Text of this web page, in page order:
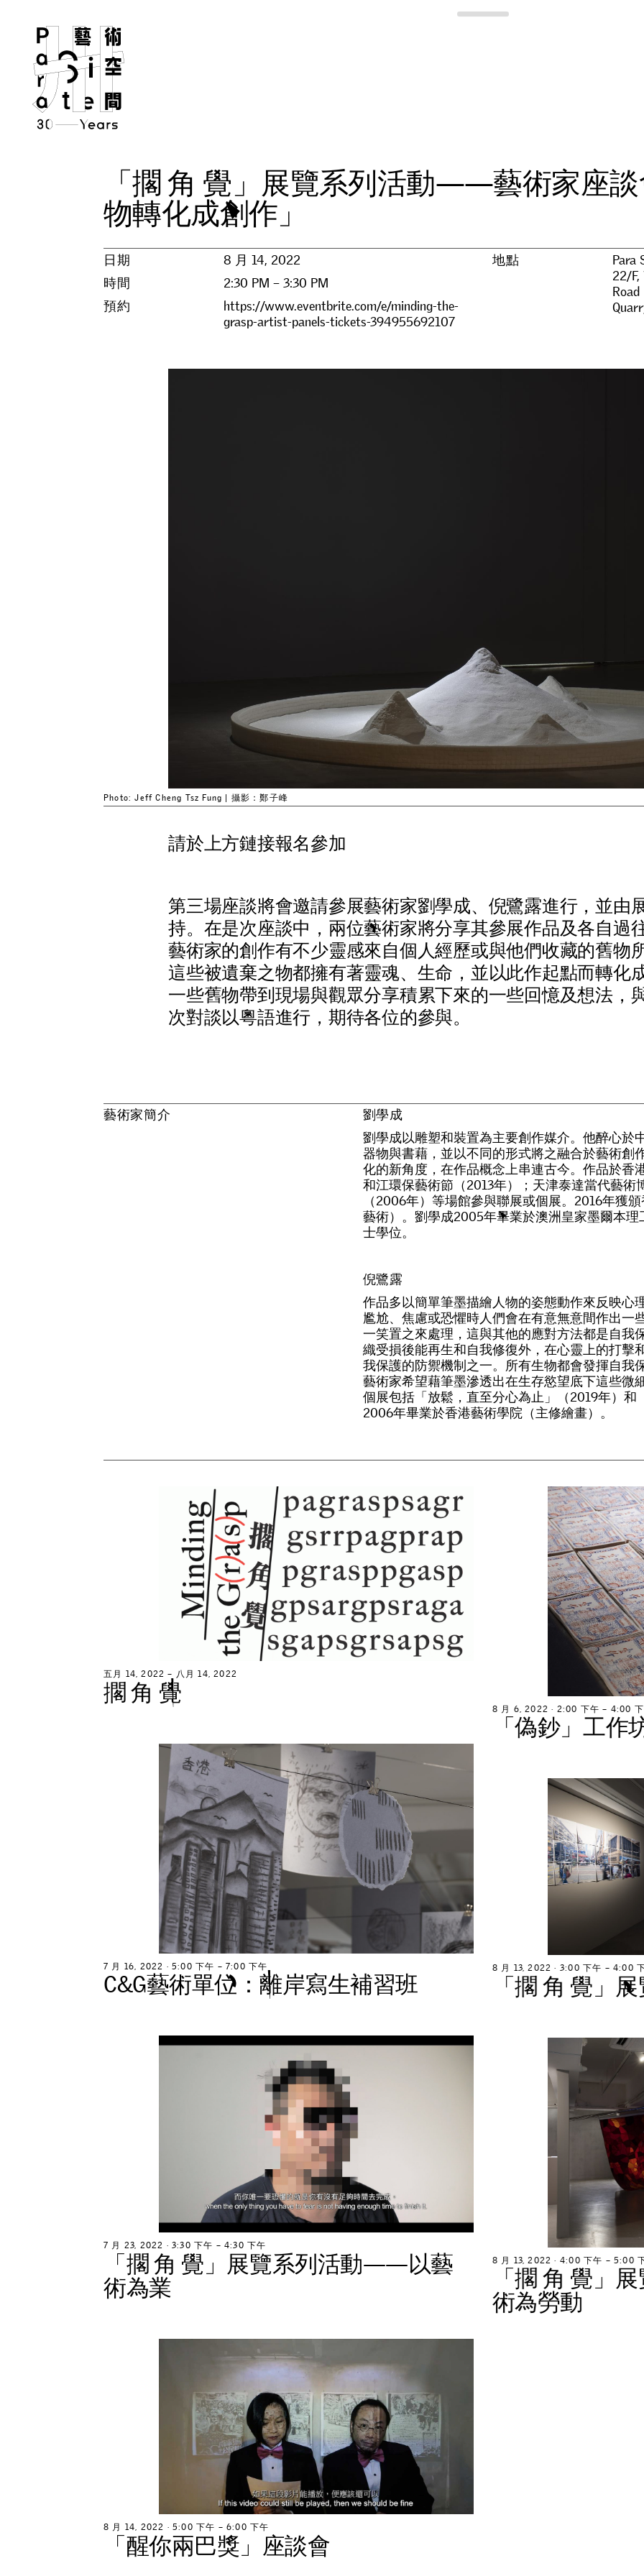
「擱角 覺 」 展覽系列活動——藝術家座談
物轉化成創作 」
日期
8 月 14, 2022
時間
2:30 PM – 3:30 PM
預約
https://www.eventbrite.com/e/minding-the-
grasp-artist-panels-tickets-394955692107
地點
Para
22/F,
Road
Photo: Jeff Cheng Tsz Fung | 攝影：鄭子峰
請於上方鏈接報名參加
第三場座談將會邀請參展藝術家劉學成、 倪鷺露進行， 並由
持。 在是次座談中 ， 兩位藝術家將分享其參展作品及各自過
藝術家的創作有不少靈感來自個人經歷或與他們收藏的舊物
這些被遺棄之物都擁有著靈魂、 生命 ， 並以此作起點而轉化
一些舊物帶到現場與觀眾分享積累下來的一些回憶及想法，
次對談以粵語進行 ， 期待各位的參與。
藝術家簡介
劉學成
劉學成以雕塑和裝置為主要創作媒介。 他醉心於
器物與書藉， 並以不同的形式將之融合於藝術創
化的新角 度 ， 在作品概念上串連古今。 作品於香
和江環保藝術節 （2013年） ； 天津泰達當代藝術
（2006年） 等場館參與聯展或個展。 2016年獲頒
藝術） 。 劉學成2005年畢業於澳洲皇家墨爾本理
士學位。
倪鷺露
作品多以簡單筆墨描繪人物的姿態動作來反映心
尷尬、 焦慮或恐懼時人們會在有意無意間作出一
一笑置之來處理 ， 這與其他的應對方法都是自我
織受損後能再生和自我修復外， 在心靈上的打擊
我保護的防禦機制之一。 所有生物都會發揮自我
藝術家希望藉筆墨滲透出在生存慾望底下這些微
個展包括「放鬆 ， 直至分心為止 」 （2019年） 和
2006年畢業於香港藝術學院（主修繪畫） 。
五 月 14, 2022 – 八 月 14, 2022
擱角 覺
8 月 6, 2022 ∙ 2:00 下午 – 4:00 下
「偽鈔」 工作
7 月 16, 2022 ∙ 5:00 下午 – 7:00 下午
C&G藝術單位 ：離岸寫生補習班
8 月 13, 2022 ∙ 3:00 下午 – 4:00
「擱 角 覺 」 展
7 月 23, 2022 ∙ 3:30 下午 – 4:30 下午
「擱角 覺 」 展覽系列活動——以藝
術為業
8 月 13, 2022 ∙ 4:00 下午 – 5:00
「擱 角 覺 」 展
術為勞動
8 月 14, 2022 ∙ 5:00 下午 – 6:00 下午
「醒你兩巴獎 」 座談會